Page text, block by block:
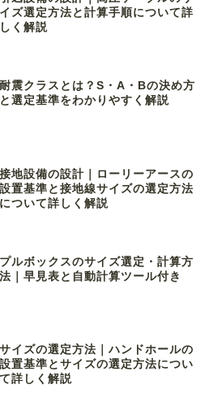
イズ選定方法と計算手順について詳
しく解説
耐震クラスとは？S・A・Bの決め方
と選定基準をわかりやすく解説
接地設備の設計｜ローリーアースの
設置基準と接地線サイズの選定方法
について詳しく解説
プルボックスのサイズ選定・計算方
法｜早見表と自動計算ツール付き
サイズの選定方法｜ハンドホールの
設置基準とサイズの選定方法につい
て詳しく解説